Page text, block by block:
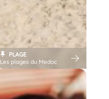
PLAGE
Les plages du Medoc